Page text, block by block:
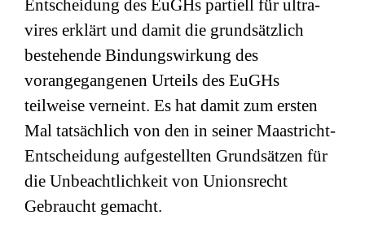
Entscheidung des EuGHs partiell für ultra-
vires erklärt und damit die grundsätzlich
bestehende Bindungswirkung des
vorangegangenen Urteils des EuGHs
teilweise verneint. Es hat damit zum ersten
Mal tatsächlich von den in seiner Maastricht-
Entscheidung aufgestellten Grundsätzen für
die Unbeachtlichkeit von Unionsrecht
Gebraucht gemacht.